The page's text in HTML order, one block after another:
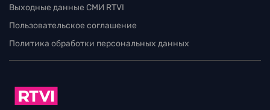
Выходные данные СМИ RTVI
Пользовательское соглашение
Политика обработки персональных данных